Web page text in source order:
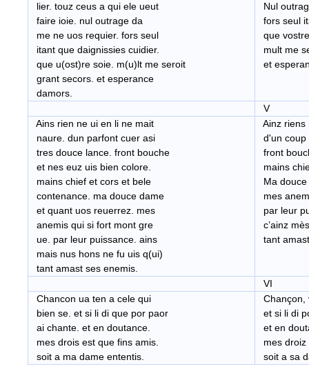
lier. touz ceus a qui ele ueut
faire ioie. nul outrage da
me ne uos requier. fors seul
itant que daignissies cuidier.
que u(ost)re soie. m(u)lt me seroit
grant secors. et esperance
damors.
Nul
fors seul
que
mult me
et
V
Ains rien ne ui en li ne mait
naure. dun parfont cuer asi
tres douce lance. front bouche
et nes euz uis bien colore.
mains chief et cors et bele
contenance. ma douce dame
et quant uos reuerrez. mes
anemis qui si fort mont gre
ue. par leur puissance. ains
mais nus hons ne fu uis q(ui)
tant amast ses enemis.
Ainz riens
d'un coup
front
mains
Ma
mes
par leur
c’ainz
tant
VI
Chancon ua ten a cele qui
bien se. et si li di que por paor
ai chante. et en doutance.
mes drois est que fins amis.
soit a ma dame ententis.
Chançon,
et si li di
et en
mes droiz
soit a sa